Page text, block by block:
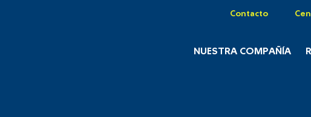
Contacto
NUESTRA COMPAÑÍA